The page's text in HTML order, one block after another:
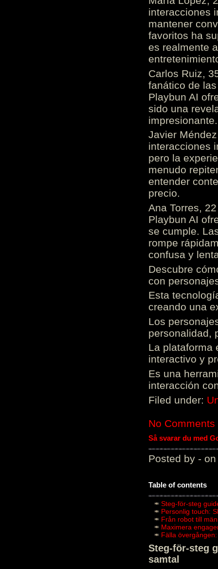
interacciones
mantener
favoritos ha
es realmente
Carlos Ruiz,
fanático de
Playbun AI
sido una
Javier
interacciones
pero la
menudo
entender
precio.
Ana Torres,
Playbun AI
se cumple.
rompe
confusa y
Descubre
con
Esta
creando una
Los
personalidad,
La plataforma
interactivo y
Es una
interacción
Filed under:
No Comments
Så svarar du med
Posted by - on
Table of contents
Steg-för-steg
Personlig touch:
Från robot till
Maximera
Fälla
Steg-för-steg
samtal